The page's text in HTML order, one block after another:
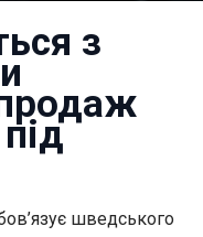
з
шведського